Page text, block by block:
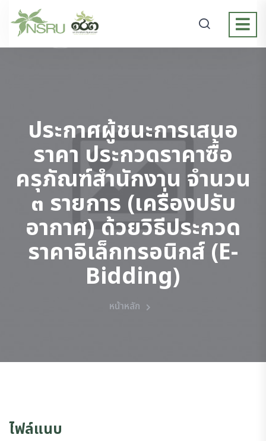
ประกาศผู้ชนะการเสนอ
ราคา ประกวดราคาซื้อ
ครุภัณฑ์สำนักงาน จำนวน
๓ รายการ (เครื่องปรับ
อากาศ) ด้วยวิธีประกวด
ราคาอิเล็กทรอนิกส์ (e-
Bidding)
หน้าหลัก
ไฟล์แนบ